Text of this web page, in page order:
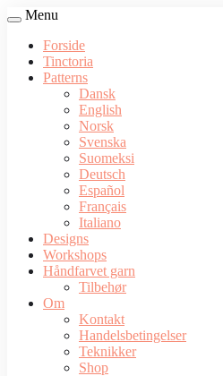
Menu
Forside
Tinctoria
Patterns
Dansk
English
Norsk
Svenska
Suomeksi
Deutsch
Español
Français
Italiano
Designs
Workshops
Håndfarvet garn
Tilbehør
Om
Kontakt
Handelsbetingelser
Teknikker
Shop